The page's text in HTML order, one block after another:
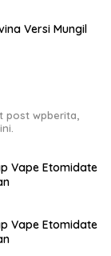
Versi Mungil
post wpberita,
Vape Etomidate
Vape Etomidate